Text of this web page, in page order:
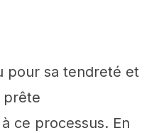
pour sa tendreté et
prête
ce processus. En